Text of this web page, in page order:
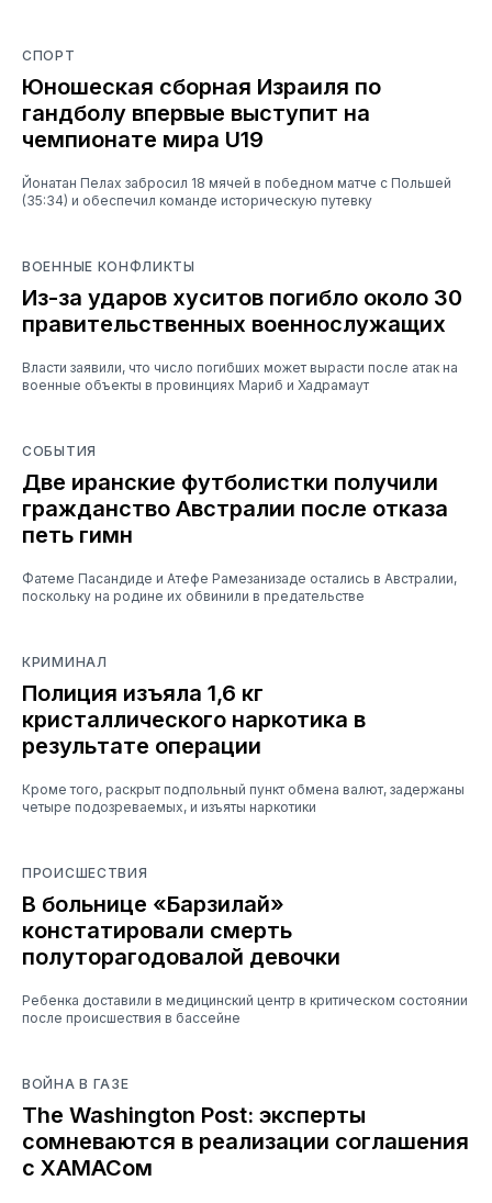
СПОРТ
Юношеская сборная Израиля по
гандболу впервые выступит на
чемпионате мира U19
Йонатан Пелах забросил 18 мячей в победном матче с Польшей
(35:34) и обеспечил команде историческую путевку
ВОЕННЫЕ КОНФЛИКТЫ
Из-за ударов хуситов погибло около 30
правительственных военнослужащих
Власти заявили, что число погибших может вырасти после атак на
военные объекты в провинциях Мариб и Хадрамаут
СОБЫТИЯ
Две иранские футболистки получили
гражданство Австралии после отказа
петь гимн
Фатеме Пасандиде и Атефе Рамезанизаде остались в Австралии,
поскольку на родине их обвинили в предательстве
КРИМИНАЛ
Полиция изъяла 1,6 кг
кристаллического наркотика в
результате операции
Кроме того, раскрыт подпольный пункт обмена валют, задержаны
четыре подозреваемых, и изъяты наркотики
ПРОИСШЕСТВИЯ
В больнице «Барзилай»
констатировали смерть
полуторагодовалой девочки
Ребенка доставили в медицинский центр в критическом состоянии
после происшествия в бассейне
ВОЙНА В ГАЗЕ
The Washington Post: эксперты
сомневаются в реализации соглашения
с ХАМАСом